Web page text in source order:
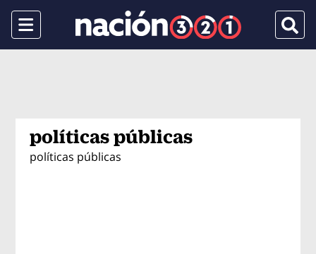
Menu
políticas públicas
políticas públicas